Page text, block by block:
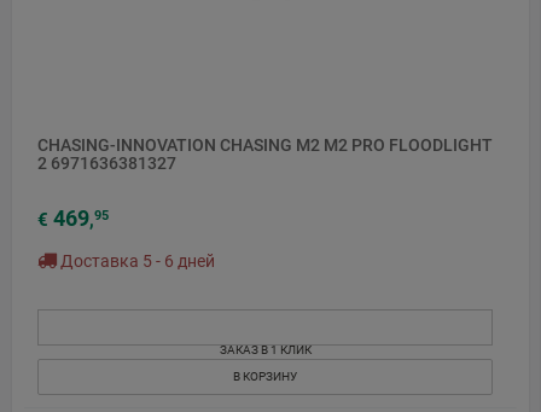
CHASING-INNOVATION CHASING M2 M2 PRO FLOODLIGHT
2 6971636381327
€ 469,95
Доставка 5 - 6 дней
ЗАКАЗ В 1 КЛИК
В КОРЗИНУ